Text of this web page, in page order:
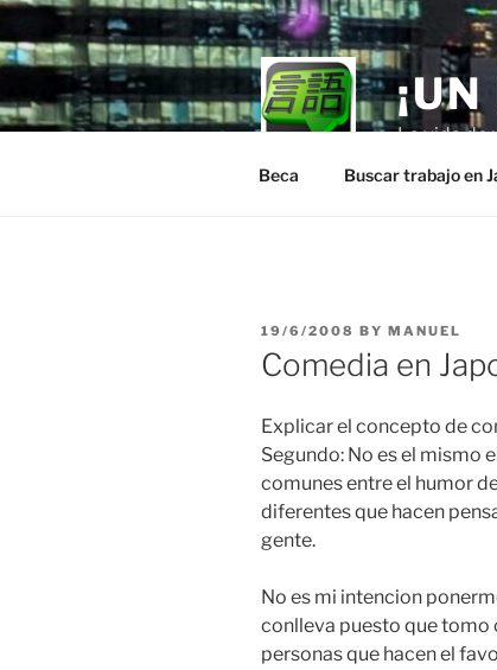
Skip
to
content
La vida de
Beca Buscar trabajo en
POSTED
ON
19/6/2008 BY MANUEL
Comedia en
Explicar el concepto de
Segundo: No es el mismo
comunes entre el humor
diferentes que hacen
gente.
No es mi intencion
conlleva puesto que tomo
personas que hacen el